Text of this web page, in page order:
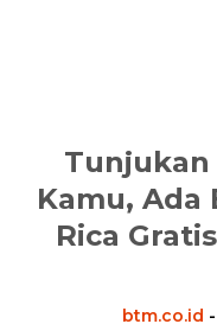
Kamu, Ada
Rica
btm.co.id -